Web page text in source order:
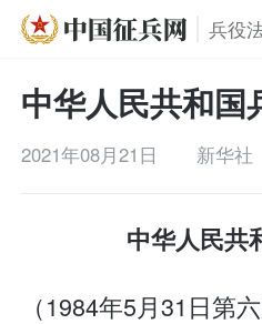
兵役
中华人民共和国
2021年08月21日 新华社
中华人民共
（1984年5月31日第